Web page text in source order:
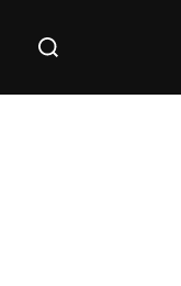
Rechercher :